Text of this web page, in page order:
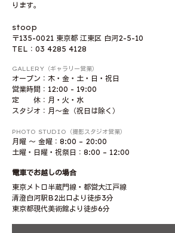
ります。
stoop
〒135-0021 東京都 江東区 白河2-5-10
TEL：03 4285 4128
GALLERY（ギャラリー営業）
オープン：木・金・土・日・祝日
営業時間：12:00 - 19:00
定 休：月・火・水
スタジオ：月〜金（祝日は除く）
PHOTO STUDIO（撮影スタジオ営業）
月曜 〜 金曜：8:00 – 20:00
土曜・日曜・祝祭日：8:00 – 12:00
電車でお越しの場合
東京メトロ半蔵門線・都営大江戸線
清澄白河駅B2出口より徒歩3分
東京都現代美術館より徒歩6分